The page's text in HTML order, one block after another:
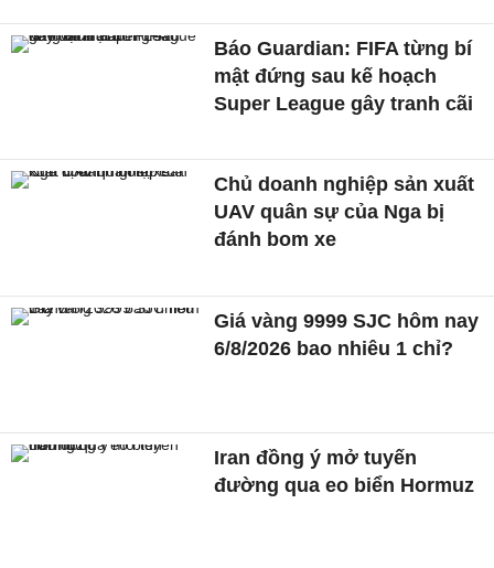
Báo Guardian: FIFA từng bí
mật đứng sau kế hoạch
Super League gây tranh cãi
Chủ doanh nghiệp sản xuất
UAV quân sự của Nga bị
đánh bom xe
Giá vàng 9999 SJC hôm nay
6/8/2026 bao nhiêu 1 chỉ?
Iran đồng ý mở tuyến
đường qua eo biển Hormuz